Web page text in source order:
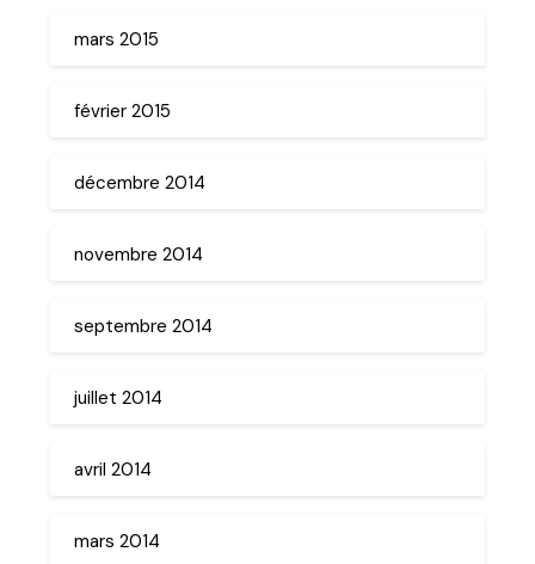
mars 2015
février 2015
décembre 2014
novembre 2014
septembre 2014
juillet 2014
avril 2014
mars 2014